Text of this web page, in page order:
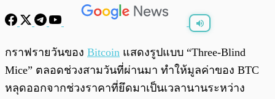
พร้อมเล่น
กราฟรายวันของ Bitcoin แสดงรูปแบบ “Three-Blind
Mice” ตลอดช่วงสามวันที่ผ่านมา ทำให้มูลค่าของ BTC
หลุดออกจากช่วงราคาที่ยึดมาเป็นเวลานานระหว่าง